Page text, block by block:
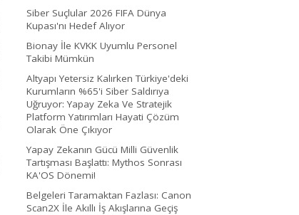
Siber Suçlular 2026 FIFA Dünya
Kupası'nı Hedef Alıyor
Bionay İle KVKK Uyumlu Personel
Takibi Mümkün
Altyapı Yetersiz Kalırken Türkiye'deki
Kurumların %65'i Siber Saldırıya
Uğruyor: Yapay Zeka Ve Stratejik
Platform Yatırımları Hayati Çözüm
Olarak Öne Çıkıyor
Yapay Zekanın Gücü Milli Güvenlik
Tartışması Başlattı: Mythos Sonrası
KA'OS Dönemi!
Belgeleri Taramaktan Fazlası: Canon
Scan2X İle Akıllı İş Akışlarına Geçiş